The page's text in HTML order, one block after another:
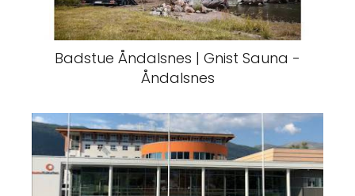
Badstue Åndalsnes | Gnist Sauna -
Åndalsnes